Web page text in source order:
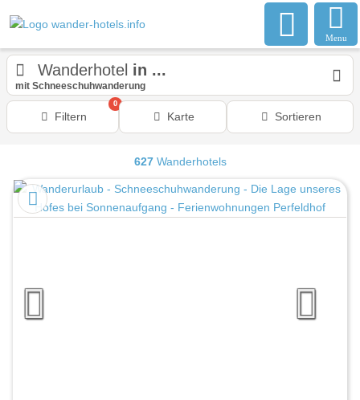
Menu
Wanderhotel in ...
mit Schneeschuhwanderung
Filtern
0
Karte Sortieren
627Wanderhotels